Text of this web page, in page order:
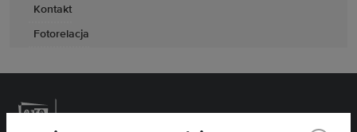
Kontakt
Fotorelacja